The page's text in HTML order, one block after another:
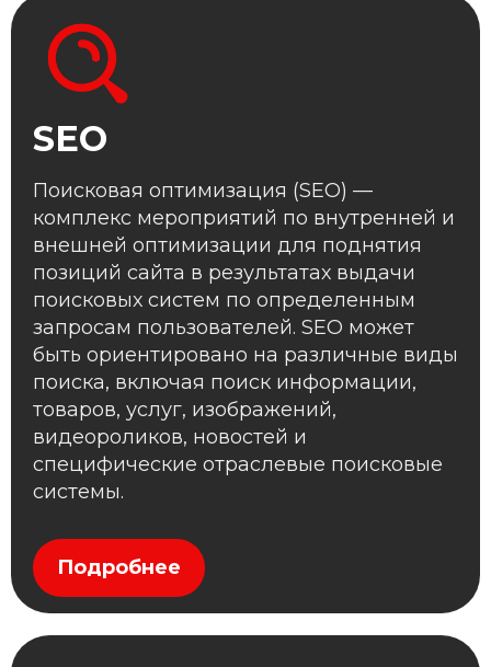
SEO
Поисковая оптимизация (SEO) —
комплекс мероприятий по внутренней и
внешней оптимизации для поднятия
позиций сайта в результатах выдачи
поисковых систем по определенным
запросам пользователей. SEO может
быть ориентировано на различные виды
поиска, включая поиск информации,
товаров, услуг, изображений,
видеороликов, новостей и
специфические отраслевые поисковые
системы.
Подробнее